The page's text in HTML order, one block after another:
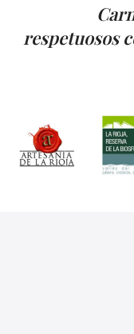
respetuosos